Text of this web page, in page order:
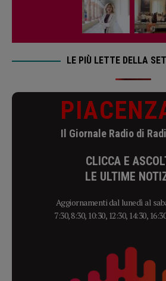
LE PIÙ LETTE DELLA
Il Giornale Radio di
CLICCA E
LE ULTIME
Aggiornamenti dal lunedì al
7:30, 8:30, 10:30, 12:30, 14:30,